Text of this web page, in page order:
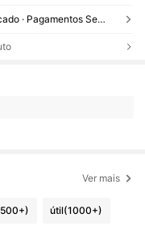
Reenviar se o item estiver perdido/danificado · Pagamentos Seguros · Proteção de privacidade
Ver mais
útil(1000+)